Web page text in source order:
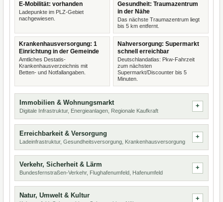
E-Mobilität: vorhanden
Ladepunkte im PLZ-Gebiet
nachgewiesen.
Gesundheit: Traumazentrum
in der Nähe
Das nächste Traumazentrum liegt
bis 5 km entfernt.
Krankenhausversorgung: 1
Einrichtung in der Gemeinde
Amtliches Destatis-
Krankenhausverzeichnis mit
Betten- und Notfallangaben.
Nahversorgung: Supermarkt
schnell erreichbar
Deutschlandatlas: Pkw-Fahrzeit
zum nächsten
Supermarkt/Discounter bis 5
Minuten.
Immobilien & Wohnungsmarkt
Digitale Infrastruktur, Energieanlagen, Regionale Kaufkraft
Erreichbarkeit & Versorgung
Ladeinfrastruktur, Gesundheitsversorgung, Krankenhausversorgung
Verkehr, Sicherheit & Lärm
Bundesfernstraßen-Verkehr, Flughafenumfeld, Hafenumfeld
Natur, Umwelt & Kultur